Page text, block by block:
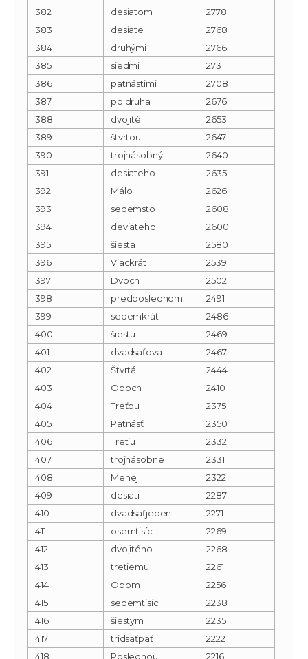
382
desiatom
2778
383
desiate
2768
384
druhými
2766
385
siedmi
2731
386
pätnástimi
2708
387
poldruha
2676
388
dvojité
2653
389
štvrtou
2647
390
trojnásobný
2640
391
desiateho
2635
392
Málo
2626
393
sedemsto
2608
394
deviateho
2600
395
šiesta
2580
396
Viackrát
2539
397
Dvoch
2502
398
predposlednom
2491
399
sedemkrát
2486
400
šiestu
2469
401
dvadsaťdva
2467
402
Štvrtá
2444
403
Oboch
2410
404
Treťou
2375
405
Pätnásť
2350
406
Tretiu
2332
407
trojnásobne
2331
408
Menej
2322
409
desiati
2287
410
dvadsaťjeden
2271
411
osemtisíc
2269
412
dvojitého
2268
413
tretiemu
2261
414
Obom
2256
415
sedemtisíc
2238
416
šiestym
2235
417
tridsaťpäť
2222
418
Poslednou 2216